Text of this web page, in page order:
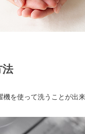
法
機を使って洗うことが出